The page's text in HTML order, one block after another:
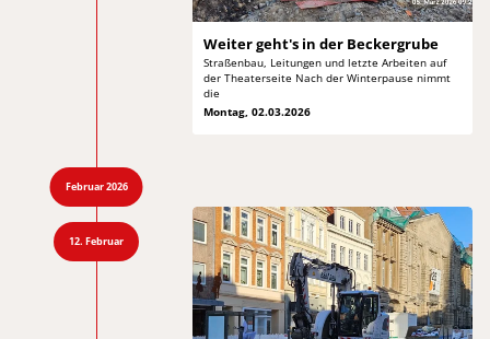
Weiter geht's in der Beckergrube
Straßenbau, Leitungen und letzte Arbeiten auf
der Theaterseite Nach der Winterpause nimmt
die
Montag, 02.03.2026
Februar 2026
12. Februar